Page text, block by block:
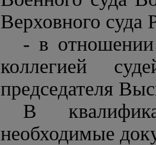
Верховного суда
- в отношении
коллегией
председателя
В
необходимые